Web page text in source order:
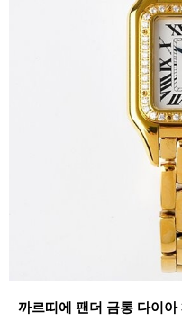
까르띠에 팬더 금통 다이아